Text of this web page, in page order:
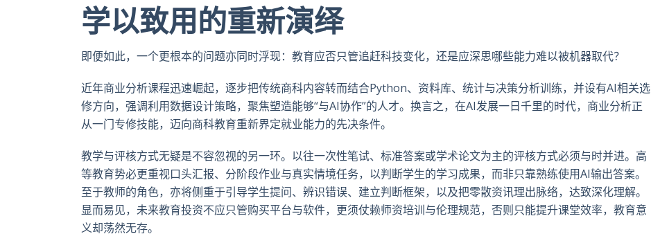
学以致用的重新演绎
即便如此，一个更根本的问题亦同时浮现：教育应否只管追赶科技变化，还是应深思哪些能力难以被机器取代？
近年商业分析课程迅速崛起，逐步把传统商科内容转而结合Python、资料库、统计与决策分析训练，并设有AI相关选
修方向，强调利用数据设计策略，聚焦塑造能够“与AI协作”的人才。换言之，在AI发展一日千里的时代，商业分析正
从一门专修技能，迈向商科教育重新界定就业能力的先决条件。
教学与评核方式无疑是不容忽视的另一环。以往一次性笔试、标准答案或学术论文为主的评核方式必须与时并进。高
等教育势必更重视口头汇报、分阶段作业与真实情境任务，以判断学生的学习成果，而非只靠熟练使用AI输出答案。
至于教师的角色，亦将侧重于引导学生提问、辨识错误、建立判断框架，以及把零散资讯理出脉络，达致深化理解。
显而易见，未来教育投资不应只管购买平台与软件，更须仗赖师资培训与伦理规范，否则只能提升课堂效率，教育意
义却荡然无存。